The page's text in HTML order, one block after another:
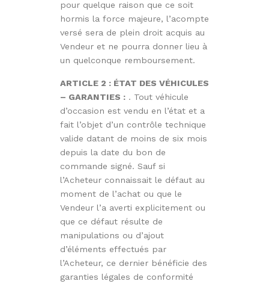
pour quelque raison que ce soit
hormis la force majeure, l’acompte
versé sera de plein droit acquis au
Vendeur et ne pourra donner lieu à
un quelconque remboursement.
ARTICLE 2 : ÉTAT DES VÉHICULES
– GARANTIES : . Tout véhicule
d’occasion est vendu en l’état et a
fait l’objet d’un contrôle technique
valide datant de moins de six mois
depuis la date du bon de
commande signé. Sauf si
l’Acheteur connaissait le défaut au
moment de l’achat ou que le
Vendeur l’a averti explicitement ou
que ce défaut résulte de
manipulations ou d’ajout
d’éléments effectués par
l’Acheteur, ce dernier bénéficie des
garanties légales de conformité